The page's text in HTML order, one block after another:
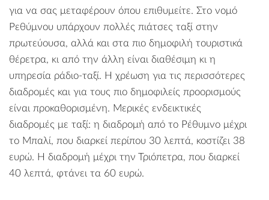
για να σας μεταφέρουν όπου επιθυμείτε. Στο νομό
Ρεθύμνου υπάρχουν πολλές πιάτσες ταξί στην
πρωτεύουσα, αλλά και στα πιο δημοφιλή τουριστικά
θέρετρα, κι από την άλλη είναι διαθέσιμη κι η
υπηρεσία ράδιο-ταξί. Η χρέωση για τις περισσότερες
διαδρομές και για τους πιο δημοφιλείς προορισμούς
είναι προκαθορισμένη. Μερικές ενδεικτικές
διαδρομές με ταξί: η διαδρομή από το Ρέθυμνο μέχρι
το Μπαλί, που διαρκεί περίπου 30 λεπτά, κοστίζει 38
ευρώ. Η διαδρομή μέχρι την Τριόπετρα, που διαρκεί
40 λεπτά, φτάνει τα 60 ευρώ.